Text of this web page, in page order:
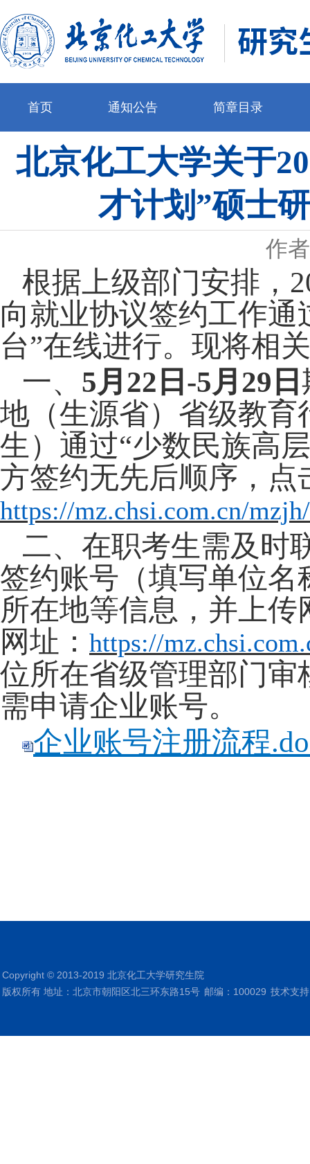
首页 通知公告 简章目录
北京化工大学关于
才计划”硕士
作
根据上级部门安排， 2
向就业协议签约工作
台”在线进行。现将相
一、 5月22日-5月29 日
地（生源省）省级教
生）通过“少数民族高
方签约无先后顺序，
https://mz.chsi.com.cn/
二、在职考生需及时
签约账号（填写单位
所在地等信息，并上
网址： https://
位所在省级管理部门
需申请企业账号。
企业账号注册流程
Copyright © 2013-2019 北京化工大学研究生院
版权所有 地址：北京市朝阳区北三环东路15号 邮编：100029 技术支